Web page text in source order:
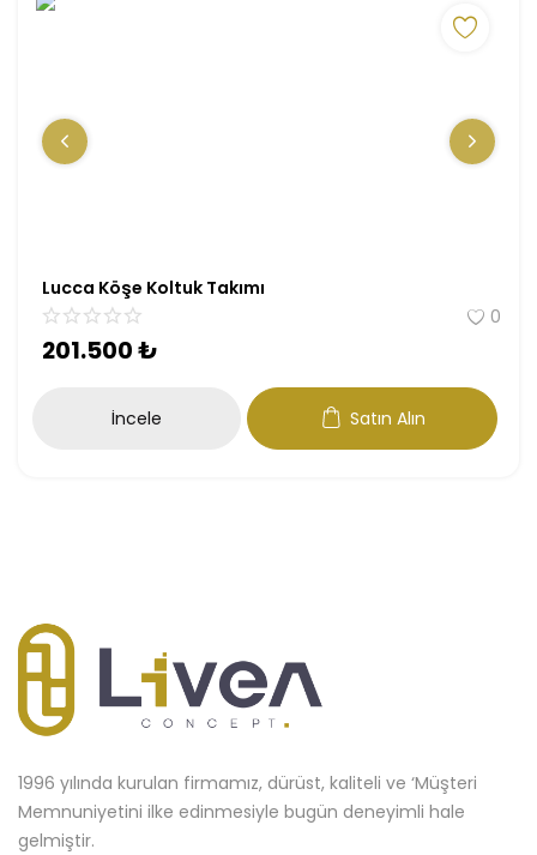
Lucca Köşe Koltuk Takımı
0
201.500₺
İncele Satın Alın
1996 yılında kurulan firmamız, dürüst, kaliteli ve ‘Müşteri
Memnuniyetini ilke edinmesiyle bugün deneyimli hale
gelmiştir.